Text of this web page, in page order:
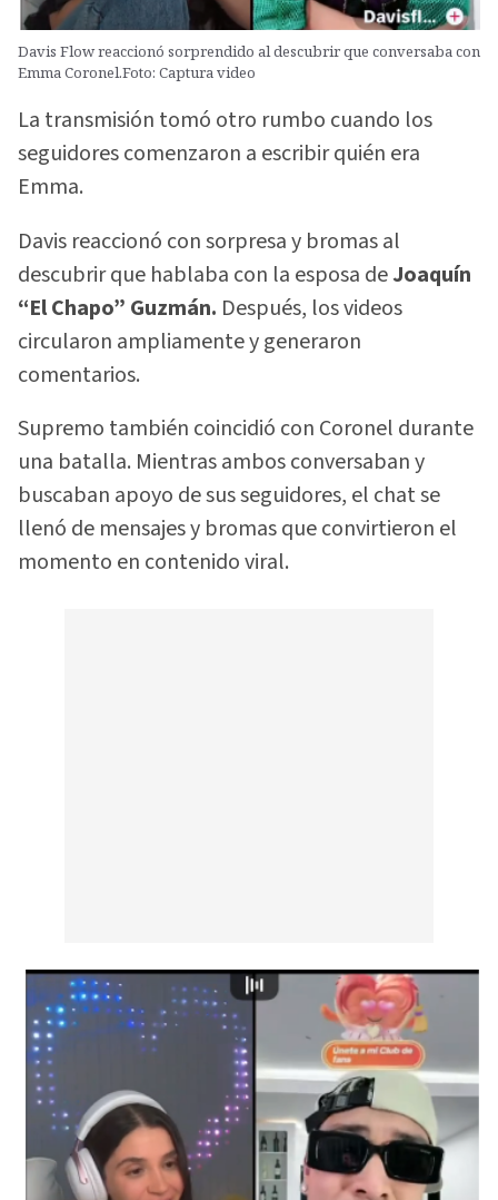
Davis Flow reaccionó sorprendido al descubrir que conversaba con
Emma Coronel.Foto: Captura video
La transmisión tomó otro rumbo cuando los
seguidores comenzaron a escribir quién era
Emma.
Davis reaccionó con sorpresa y bromas al
descubrir que hablaba con la esposa deJoaquín
“El Chapo” Guzmán. Después, los videos
circularon ampliamente y generaron
comentarios.
Supremo también coincidió con Coronel durante
una batalla. Mientras ambos conversaban y
buscaban apoyo de sus seguidores, el chat se
llenó de mensajes y bromas que convirtieron el
momento en contenido viral.